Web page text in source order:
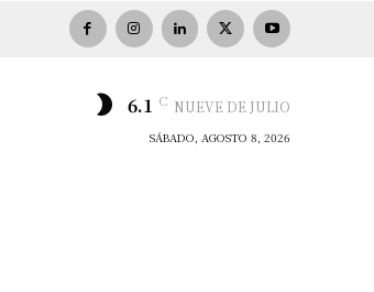
6.1 C NUEVE DE JULIO
SÁBADO, AGOSTO 8, 2026